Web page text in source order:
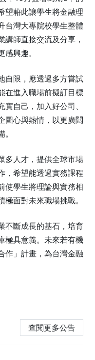
望藉此讓學生將金融理
台灣大專院校學生整體
師直接交流及分享，
興趣。
自限，應透過多方嘗試
在進入職場前擬訂目標
自己，加入好公司、
圖心與熱情，以更廣闊
多人才，提供全球市場
，希望能透過實務課程
使學生將理論與實務相
面對未來職場挑戰。
不斷成長的基石，培育
極具意義。未來若有機
作」計畫，為台灣金融
查閱更多公告